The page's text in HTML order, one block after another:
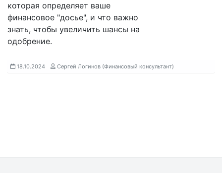
которая определяет ваше
финансовое "досье", и что важно
знать, чтобы увеличить шансы на
одобрение.
18.10.2024 Сергей Логинов (Финансовый консультант)